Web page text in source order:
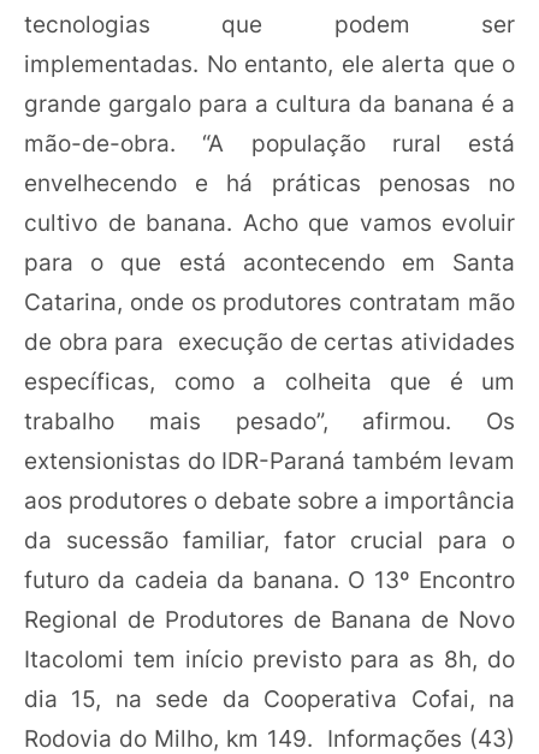
tecnologias que podem ser
implementadas. No entanto, ele alerta que o
grande gargalo para a cultura da banana é a
mão-de-obra. “A população rural está
envelhecendo e há práticas penosas no
cultivo de banana. Acho que vamos evoluir
para o que está acontecendo em Santa
Catarina, onde os produtores contratam mão
de obra para execução de certas atividades
específicas, como a colheita que é um
trabalho mais pesado”, afirmou. Os
extensionistas do IDR-Paraná também levam
aos produtores o debate sobre a importância
da sucessão familiar, fator crucial para o
futuro da cadeia da banana. O 13º Encontro
Regional de Produtores de Banana de Novo
Itacolomi tem início previsto para as 8h, do
dia 15, na sede da Cooperativa Cofai, na
Rodovia do Milho, km 149. Informações (43)